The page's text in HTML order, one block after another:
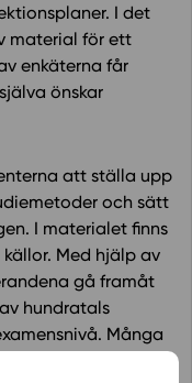
I det
material för ett
enkäterna får
önskar
att ställa upp
och sätt
I materialet finns
Med hjälp av
gå framåt
hundratals
Många
med direkt